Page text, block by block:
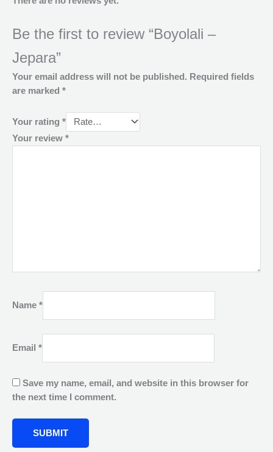
Be the first to review “Boyolali –
Jepara”
Your email address will not be published. Required fields
are marked *
Your rating *
Your review *
Name *
Email *
Save my name, email, and website in this browser for
the next time I comment.